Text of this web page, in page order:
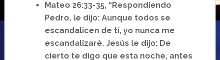
Mateo 26:33-35, “Respondiendo
Pedro, le dijo: Aunque todos se
escandalicen de ti, yo nunca me
escandalizaré. Jesús le dijo: De
cierto te digo que esta noche, antes